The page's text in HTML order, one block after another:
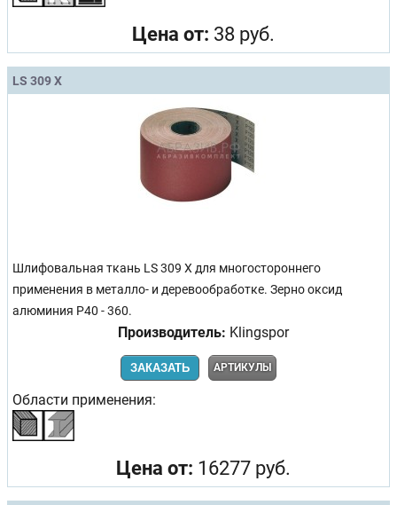
Цена от: 38 руб.
LS 309 X
Шлифовальная ткань LS 309 X для многостороннего
применения в металло- и деревообработке. Зерно оксид
алюминия Р40 - 360.
Производитель: Klingspor
ЗАКАЗАТЬ АРТИКУЛЫ
Области применения:
Цена от: 16277 руб.